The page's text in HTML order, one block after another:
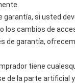
garantía, si usted
los cambios de
de garantía,
tiene
de la parte artificial